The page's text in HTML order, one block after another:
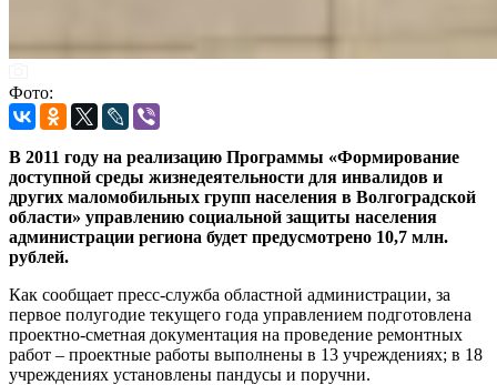
Фото:
В 2011 году на реализацию Программы «Формирование
доступной среды жизнедеятельности для инвалидов и
других маломобильных групп населения в Волгоградской
области» управлению социальной защиты населения
администрации региона будет предусмотрено 10,7 млн.
рублей.
Как сообщает пресс-служба областной администрации, за
первое полугодие текущего года управлением подготовлена
проектно-сметная документация на проведение ремонтных
работ – проектные работы выполнены в 13 учреждениях; в 18
учреждениях установлены пандусы и поручни.